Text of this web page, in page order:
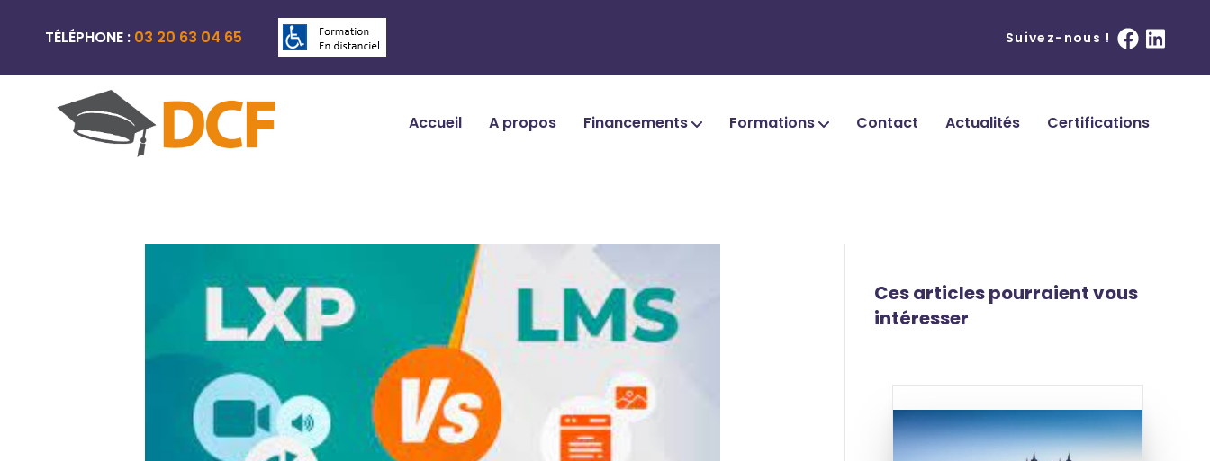
TÉLÉPHONE : 03 20 63 04 65 Suivez-nous !
Accueil A propos Financements Formations Contact Actualités Certifications
Ces articles pourraient vous
intéresser